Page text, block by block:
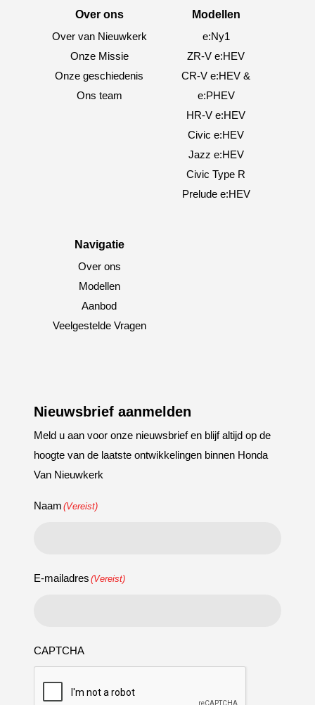
Over ons
Over van Nieuwkerk
Onze Missie
Onze geschiedenis
Ons team
Modellen
e:Ny1
ZR-V e:HEV
CR-V e:HEV &
e:PHEV
HR-V e:HEV
Civic e:HEV
Jazz e:HEV
Civic Type R
Prelude e:HEV
Navigatie
Over ons
Modellen
Aanbod
Veelgestelde Vragen
Nieuwsbrief aanmelden
Meld u aan voor onze nieuwsbrief en blijf altijd op de
hoogte van de laatste ontwikkelingen binnen Honda
Van Nieuwkerk
Naam (Vereist)
E-mailadres (Vereist)
CAPTCHA